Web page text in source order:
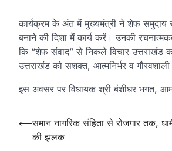
कार्यक्रम के अंत में मुख्यमंत्री ने शेफ समुदाय
बनाने की दिशा में कार्य करें। उनकी
कि “शेफ संवाद” से निकले विचार उत्तराखंड
उत्तराखंड को सशक्त, आत्मनिर्भर व
इस अवसर पर विधायक श्री बंशीधर भगत,
Post
navigation
⟵समान नागरिक संहिता से रोजगार तक,
की झलक